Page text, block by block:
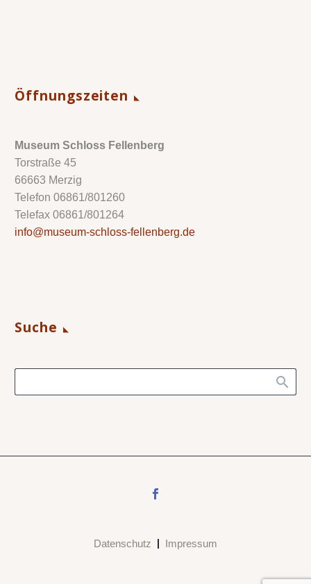
Öffnungszeiten
Museum Schloss Fellenberg
Torstraße 45
66663 Merzig
Telefon 06861/801260
Telefax 06861/801264
info@museum-schloss-fellenberg.de
Suche
Datenschutz Impressum